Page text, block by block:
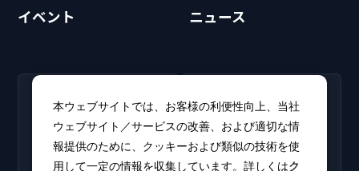
イベント ニュース
採用情報
新卒・キャリア採用情報を
掲載しています。
CLUB PHI（会員専
用）
ソフトウェアアップデート
本ウェブサイトでは、お客様の利便性向上、当社
ウェブサイト／サービスの改善、および適切な情
報提供のために、クッキーおよび類似の技術を使
用して一定の情報を収集しています。詳しくはク